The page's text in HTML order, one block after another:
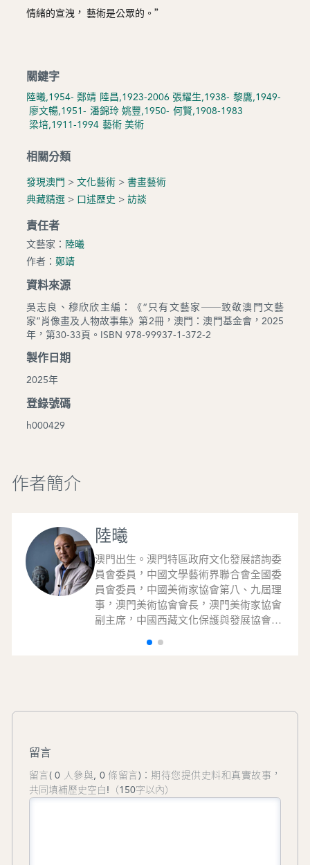
情緒的宣洩， 藝術是公眾的。”
關鍵字
陸曦,1954- 鄭靖 陸昌,1923-2006 張耀生,1938- 黎鷹,1949-
廖文暢,1951- 潘錦玲 姚豐,1950- 何賢,1908-1983
梁培,1911-1994 藝術 美術
相關分類
發現澳門 > 文化藝術> 書畫藝術
典藏精選> 口述歷史 > 訪談
責任者
文藝家： 陸曦
作者： 鄭靖
資料來源
吳志良、穆欣欣主編：《“只有文藝家──致敬澳門文藝
家”肖像畫及人物故事集》第2冊，澳門：澳門基金會，2025
年，第30-33頁。ISBN 978-99937-1-372-2
製作日期
2025年
登錄號碼
h000429
作者簡介
陸曦
澳門出生。澳門特區政府文化發展諮詢委
員會委員，中國文學藝術界聯合會全國委
員會委員，中國美術家協會第八、九屆理
事，澳門美術協會會長，澳門美術家協會
副主席，中國西藏文化保護與發展協會理
集》、《太極拳釋義》手抄本、《家國人
年獲澳門特區政府頒授文化功績勳章。
留言
留言( 0 人參與, 0 條留言)：期待您提供史料和真實故事，
共同填補歷史空白!（150字以內）